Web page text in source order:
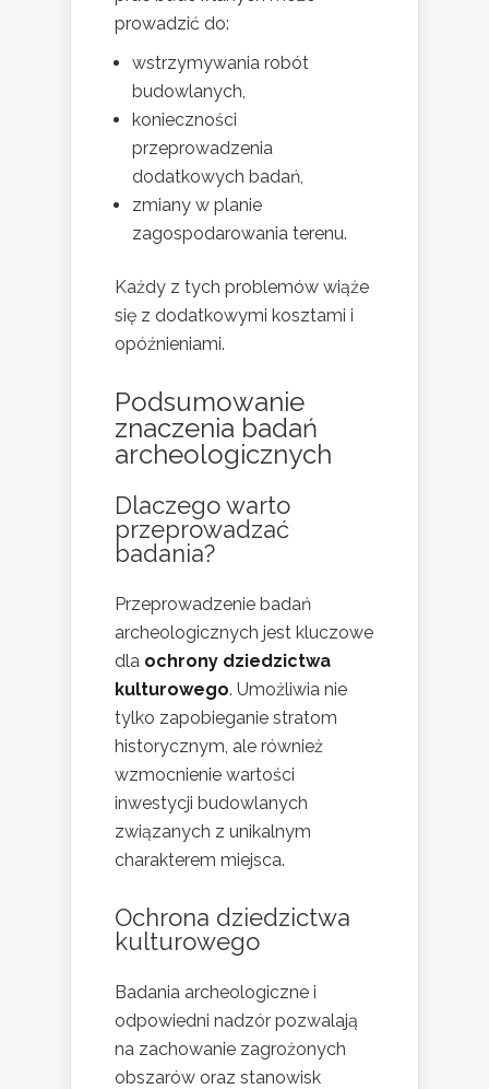
prowadzić do:
wstrzymywania robót
budowlanych,
konieczności
przeprowadzenia
dodatkowych badań,
zmiany w planie
zagospodarowania terenu.
Każdy z tych problemów wiąże
się z dodatkowymi kosztami i
opóźnieniami.
Podsumowanie
znaczenia badań
archeologicznych
Dlaczego warto
przeprowadzać
badania?
Przeprowadzenie badań
archeologicznych jest kluczowe
dla ochrony dziedzictwa
kulturowego. Umożliwia nie
tylko zapobieganie stratom
historycznym, ale również
wzmocnienie wartości
inwestycji budowlanych
związanych z unikalnym
charakterem miejsca.
Ochrona dziedzictwa
kulturowego
Badania archeologiczne i
odpowiedni nadzór pozwalają
na zachowanie zagrożonych
obszarów oraz stanowisk